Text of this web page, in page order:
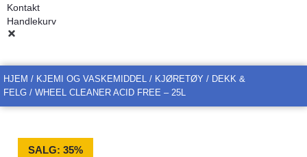
Kontakt
Handlekurv
HJEM / KJEMI OG VASKEMIDDEL / KJØRETØY / DEKK &
FELG / WHEEL CLEANER ACID FREE – 25L
SALG: 35%